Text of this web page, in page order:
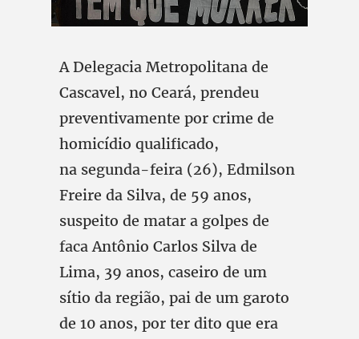
A Delegacia Metropolitana de
Cascavel, no Ceará, prendeu
preventivamente por crime de
homicídio qualificado,
na segunda-feira (26), Edmilson
Freire da Silva, de 59 anos,
suspeito de matar a golpes de
faca Antônio Carlos Silva de
Lima, 39 anos, caseiro de um
sítio da região, pai de um garoto
de 10 anos, por ter dito que era